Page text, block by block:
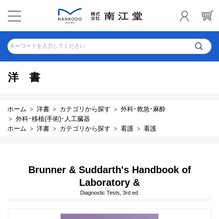
キーワードを入力してください
洋書
ホーム 洋書 カテゴリから探す
外科･救急･麻酔
外科･移植(手術)･人工臓器
ホーム
洋書 カテゴリから探す 看護 看護
Brunner & Suddarth's Handbook of
Laboratory &
Diagnostic Tests, 3rd ed.